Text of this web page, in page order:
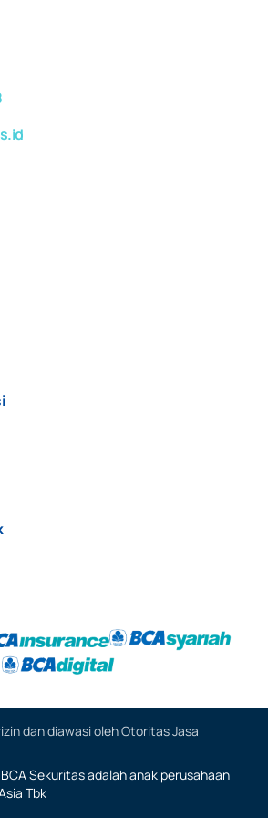
dan diawasi oleh Otoritas Jasa
Sekuritas adalah anak perusahaan
Tbk